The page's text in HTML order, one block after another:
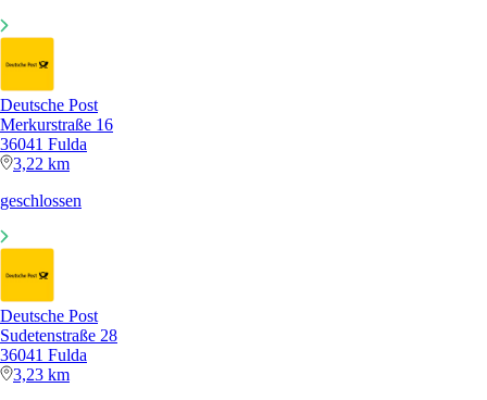
Deutsche Post
Merkurstraße 16
36041 Fulda
3,22 km
geschlossen
Deutsche Post
Sudetenstraße 28
36041 Fulda
3,23 km